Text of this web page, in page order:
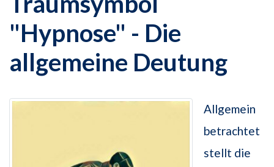
"Hypnose" - Die
allgemeine Deutung
Allgemein
betrachtet
stellt die